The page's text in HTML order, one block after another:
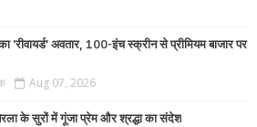
'रीवायर्ड’ अवतार, 100-इंच स्क्रीन से प्रीमियम बाजार पर
Aug 07, 2026
के सुरों में गूंजा प्रेम और श्रद्धा का संदेश